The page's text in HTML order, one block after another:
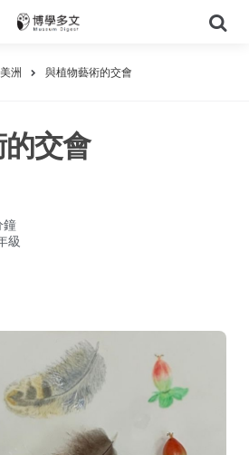
尋
美洲 與植物藝術的交會
交會
鐘
級